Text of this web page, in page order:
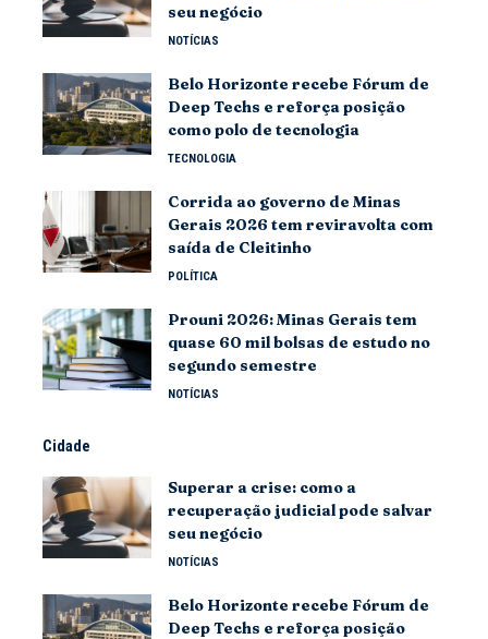
seu negócio
NOTÍCIAS
Belo Horizonte recebe Fórum de
Deep Techs e reforça posição
como polo de tecnologia
TECNOLOGIA
Corrida ao governo de Minas
Gerais 2026 tem reviravolta com
saída de Cleitinho
POLÍTICA
Prouni 2026: Minas Gerais tem
quase 60 mil bolsas de estudo no
segundo semestre
NOTÍCIAS
Cidade
Superar a crise: como a
recuperação judicial pode salvar
seu negócio
NOTÍCIAS
Belo Horizonte recebe Fórum de
Deep Techs e reforça posição